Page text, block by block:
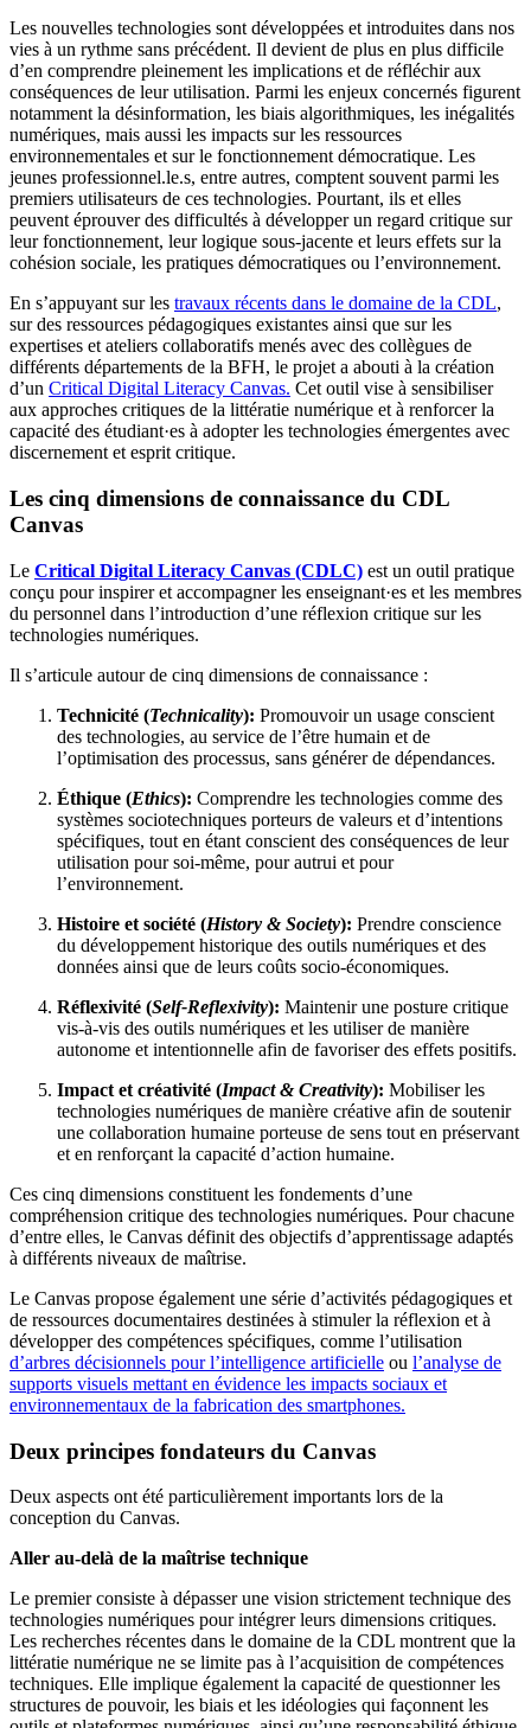
Les nouvelles technologies sont développées et introduites dans nos
vies à un rythme sans précédent. Il devient de plus en plus difficile
d’en comprendre pleinement les implications et de réfléchir aux
conséquences de leur utilisation. Parmi les enjeux concernés figurent
notamment la désinformation, les biais algorithmiques, les inégalités
numériques, mais aussi les impacts sur les ressources
environnementales et sur le fonctionnement démocratique. Les
jeunes professionnel.le.s, entre autres, comptent souvent parmi les
premiers utilisateurs de ces technologies. Pourtant, ils et elles
peuvent éprouver des difficultés à développer un regard critique sur
leur fonctionnement, leur logique sous-jacente et leurs effets sur la
cohésion sociale, les pratiques démocratiques ou l’environnement.
En s’appuyant sur les travaux récents dans le domaine de la CDL,
sur des ressources pédagogiques existantes ainsi que sur les
expertises et ateliers collaboratifs menés avec des collègues de
différents départements de la BFH, le projet a abouti à la création
d’un Critical Digital Literacy Canvas. Cet outil vise à sensibiliser
aux approches critiques de la littératie numérique et à renforcer la
capacité des étudiant·es à adopter les technologies émergentes avec
discernement et esprit critique.
Les cinq dimensions de connaissance du CDL
Canvas
Le Critical Digital Literacy Canvas (CDLC) est un outil pratique
conçu pour inspirer et accompagner les enseignant·es et les membres
du personnel dans l’introduction d’une réflexion critique sur les
technologies numériques.
Il s’articule autour de cinq dimensions de connaissance :
Technicité (Technicality): Promouvoir un usage conscient
des technologies, au service de l’être humain et de
l’optimisation des processus, sans générer de dépendances.
Éthique (Ethics): Comprendre les technologies comme des
systèmes sociotechniques porteurs de valeurs et d’intentions
spécifiques, tout en étant conscient des conséquences de leur
utilisation pour soi-même, pour autrui et pour
l’environnement.
Histoire et société (History & Society): Prendre conscience
du développement historique des outils numériques et des
données ainsi que de leurs coûts socio-économiques.
Réflexivité (Self-Reflexivity): Maintenir une posture critique
vis-à-vis des outils numériques et les utiliser de manière
autonome et intentionnelle afin de favoriser des effets positifs.
Impact et créativité (Impact & Creativity): Mobiliser les
technologies numériques de manière créative afin de soutenir
une collaboration humaine porteuse de sens tout en préservant
et en renforçant la capacité d’action humaine.
Ces cinq dimensions constituent les fondements d’une
compréhension critique des technologies numériques. Pour chacune
d’entre elles, le Canvas définit des objectifs d’apprentissage adaptés
à différents niveaux de maîtrise.
Le Canvas propose également une série d’activités pédagogiques et
de ressources documentaires destinées à stimuler la réflexion et à
développer des compétences spécifiques, comme l’utilisation
d’arbres décisionnels pour l’intelligence artificielle ou l’analyse de
supports visuels mettant en évidence les impacts sociaux et
environnementaux de la fabrication des smartphones.
Deux principes fondateurs du Canvas
Deux aspects ont été particulièrement importants lors de la
conception du Canvas.
Aller au-delà de la maîtrise technique
Le premier consiste à dépasser une vision strictement technique des
technologies numériques pour intégrer leurs dimensions critiques.
Les recherches récentes dans le domaine de la CDL montrent que la
littératie numérique ne se limite pas à l’acquisition de compétences
techniques. Elle implique également la capacité de questionner les
structures de pouvoir, les biais et les idéologies qui façonnent les